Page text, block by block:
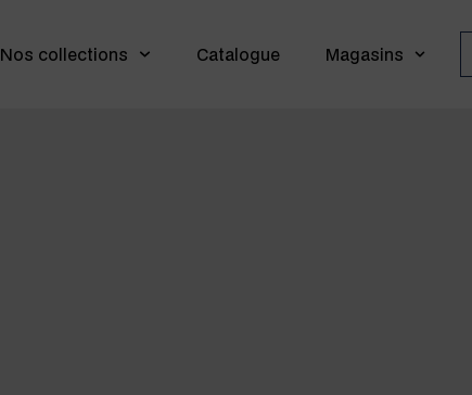
Nos collections Catalogue Magasins